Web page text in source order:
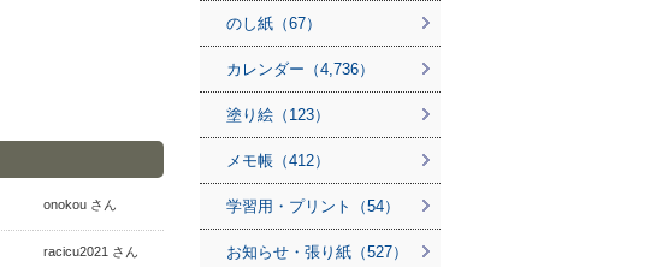
onokou さん
racicu2021 さん
のし紙（67）
カレンダー（4,736）
塗り絵（123）
メモ帳（412）
学習用・プリント（54）
お知らせ・張り紙（527）